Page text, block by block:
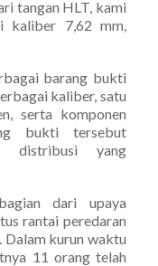
tangan HLT, kami
kaliber 7,62 mm,
barang bukti
kaliber, satu
serta komponen
bukti tersebut
distribusi yang
dari upaya
rantai peredaran
Dalam kurun waktu
11 orang telah